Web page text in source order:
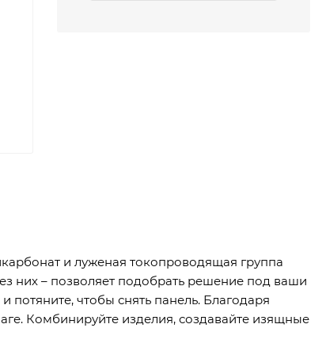
и луженая токопроводящая группа
них – позволяет подобрать решение под ваши
чтобы снять панель. Благодаря
Комбинируйте изделия, создавайте изящные